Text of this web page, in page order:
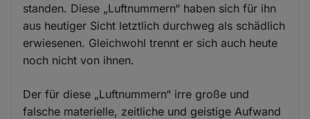
standen. Diese „Luftnummern“ haben sich für ihn
aus heutiger Sicht letztlich durchweg als schädlich
erwiesenen. Gleichwohl trennt er sich auch heute
noch nicht von ihnen.
Der für diese „Luftnummern“ irre große und
falsche materielle, zeitliche und geistige Aufwand